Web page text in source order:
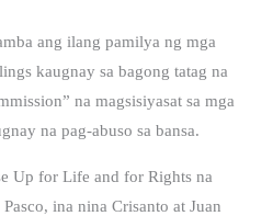
ang ilang pamilya ng mga
kaugnay sa bagong tatag na
na magsisiyasat sa mga
na pag-abuso sa bansa.
Up for Life and for Rights na
ina nina Crisanto at Juan